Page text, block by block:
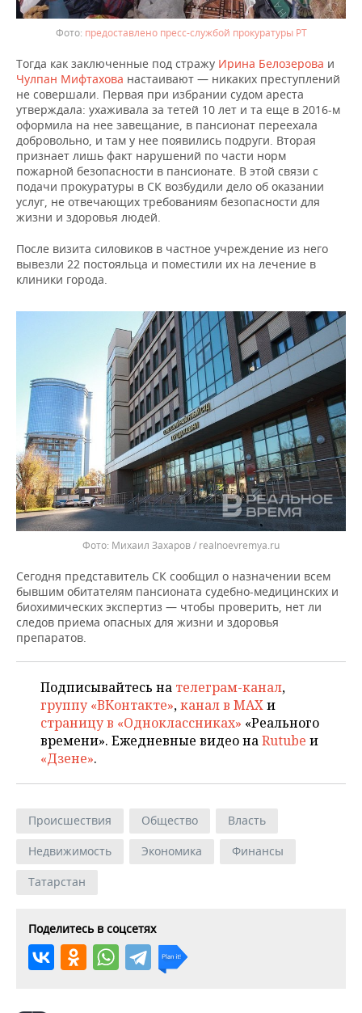
предоставлено пресс-службой прокуратуры РТ
Тогда как заключенные под стражу Ирина Белозерова и
Чулпан Мифтахова настаивают — никаких преступлений
не совершали. Первая при избрании судом ареста
утверждала: ухаживала за тетей 10 лет и та еще в 2016-м
оформила на нее завещание, в пансионат переехала
добровольно, и там у нее появились подруги. Вторая
признает лишь факт нарушений по части норм
пожарной безопасности в пансионате. В этой связи с
подачи прокуратуры в СК возбудили дело об оказании
услуг, не отвечающих требованиям безопасности для
жизни и здоровья людей.
После визита силовиков в частное учреждение из него
вывезли 22 постояльца и поместили их на лечение в
клиники города.
Михаил Захаров / realnoevremya.ru
Сегодня представитель СК сообщил о назначении всем
бывшим обитателям пансионата судебно-медицинских и
биохимических экспертиз — чтобы проверить, нет ли
следов приема опасных для жизни и здоровья
препаратов.
Подписывайтесь на телеграм-канал,
группу «ВКонтакте»,канал в MAXи
страницу в «Одноклассниках» «Реального
времени». Ежедневные видео наRutube и
«Дзене».
Происшествия Общество
Власть
Недвижимость
Экономика
Финансы
Татарстан
Поделитесь в соцсетях